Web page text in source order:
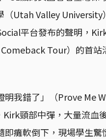
Utah Valley
平台發布的聲明，
Tour）的首站
我錯了」（Prove Me
頸部中彈，大量流血
癱軟倒下，現場學生驚